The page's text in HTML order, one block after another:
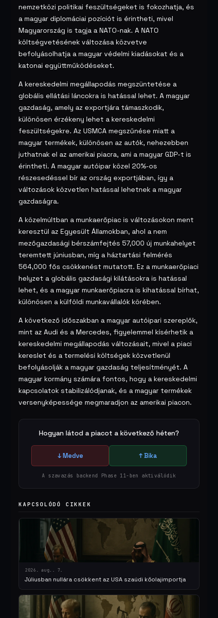
nemzetközi politikai feszültségeket is fokozhatja, és
a magyar diplomáciai pozíciót is érintheti, mivel
Magyarország is tagja a NATO-nak. A NATO
költségvetésének változása közvetve
befolyásolhatja a magyar védelmi kiadásokat és a
katonai együttműködéseket.
A kereskedelmi megállapodás megszüntetése a
globális ellátási láncokra is hatással lehet. A magyar
gazdaság, amely az exportjára támaszkodik,
különösen érzékeny lehet a kereskedelmi
feszültségekre. Az USMCA megszűnése miatt a
magyar termékek, különösen az autók, nehezebben
juthatnak el az amerikai piacra, ami a magyar GDP-t is
érintheti. A magyar autóipar közel 20%-os
részesedéssel bír az ország exportjában, így a
változások közvetlen hatással lehetnek a magyar
gazdaságra.
A közelmúltban a munkaerőpiac is változásokon ment
keresztül az Egyesült Államokban, ahol a nem
mezőgazdasági bérszámfejtés 57,000 új munkahelyet
teremtett júniusban, míg a háztartási felmérés
564,000 fős csökkenést mutatott. Ez a munkaerőpiaci
helyzet a globális gazdasági kilátásokra is hatással
lehet, és a magyar munkaerőpiacra is kihatással bírhat,
különösen a külföldi munkavállalók körében.
A következő időszakban a magyar autóipari szereplők,
mint az Audi és a Mercedes, figyelemmel kísérhetik a
kereskedelmi megállapodás változásait, mivel a piaci
kereslet és a termelési költségek közvetlenül
befolyásolják a magyar gazdaság teljesítményét. A
magyar kormány számára fontos, hogy a kereskedelmi
kapcsolatok stabilizálódjanak, és a magyar termékek
versenyképessége megmaradjon az amerikai piacon.
Hogyan látod a piacot a következő héten?
↓ Medve ↑ Bika
A szavazás backend Phase 11-ben aktiválódik
KAPCSOLÓDÓ CIKKEK
2026. aug.. 7.
Júliusban nullára csökkent az USA szaúdi kőolajimportja